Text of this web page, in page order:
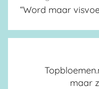
“Word maar
maar